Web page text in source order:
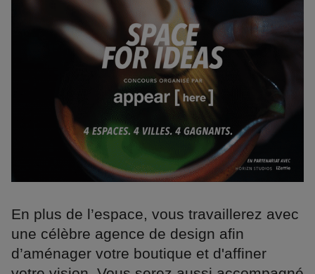
En plus de l’espace, vous travaillerez avec
une célèbre agence de design afin
d’aménager votre boutique et d'affiner